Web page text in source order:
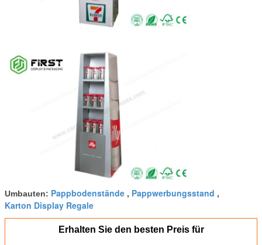
Umbauten: Pappbodenstände , Pappwerbungsstand ,
Karton Display Regale
Erhalten Sie den besten Preis für